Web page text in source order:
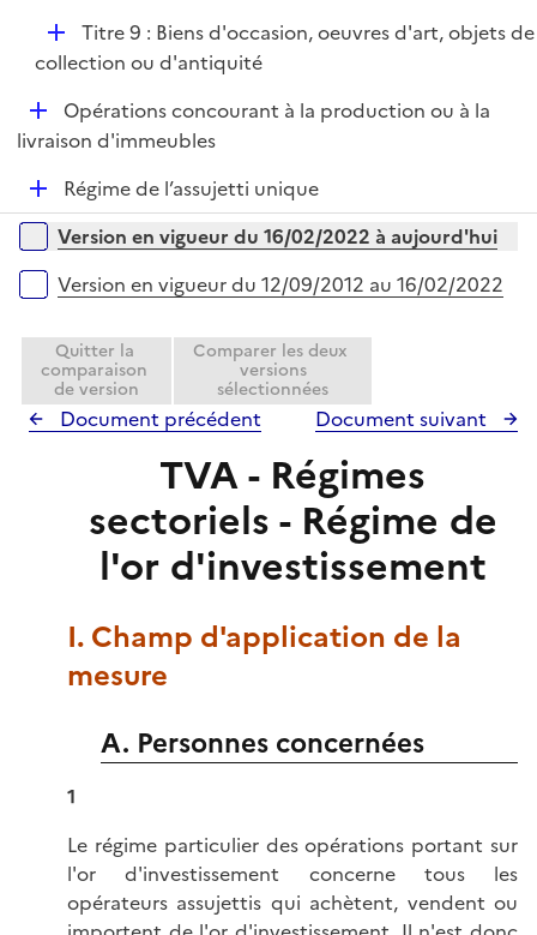
r
l
i
e
r
D
é
l
i
e
r
Titre 9 : Biens d'occasion, oeuvres d'art, objets de
collection ou d'antiquité
D
é
e
r
Opérations concourant à la production ou à la
livraison d'immeubles
D
é
p
e
r
Régime de l’assujetti unique
Versions sur la période
Version en vigueur du 16/02/2022 à aujourd'hui
Version en vigueur du 12/09/2012 au 16/02/2022
Quitter la
comparaison
de version
Comparer les deux
versions
sélectionnées
Document précédent Document suivant
TVA - Régimes
sectoriels - Régime de
l'or d'investissement
I. Champ d'application de la
mesure
A. Personnes concernées
1
Le régime particulier des opérations portant sur
l'or d'investissement concerne tous les
opérateurs assujettis qui achètent, vendent ou